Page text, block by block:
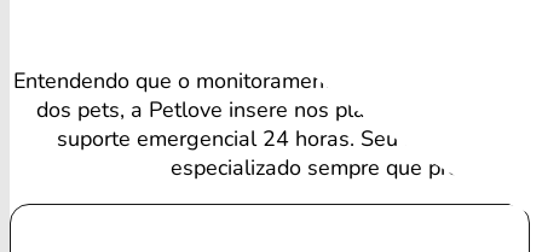
Entendendo que o monitoramento regular é vital para
dos pets, a Petlove insere nos planos consultas
suporte emergencial 24 horas. Seu amigo recebe
especializado sempre que precisa.